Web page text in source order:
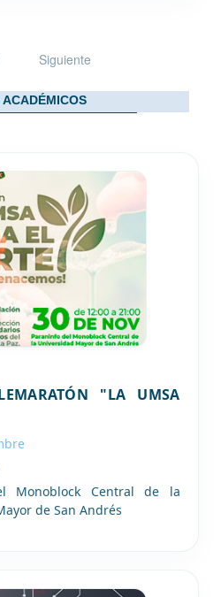
Siguiente
ACADÉMICOS
"LA UMSA
Monoblock Central de la
de San Andrés